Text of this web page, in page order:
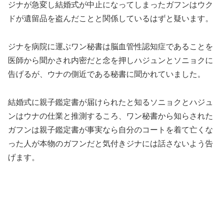
ジナが急変し結婚式が中止になってしまったガフンはウク
ドが遺留品を盗んだことと関係しているはずと疑います。
ジナを病院に運ぶワン秘書は脳血管性認知症であることを
医師から聞かされ内密だと念を押しハジュンとソニョクに
告げるが、ウナの側近である秘書に聞かれていました。
結婚式に親子鑑定書が届けられたと知るソニョクとハジュ
ンはウナの仕業と推測するころ、ワン秘書から知らされた
ガフンは親子鑑定書が事実なら自分のコートを着て亡くな
った人が本物のガフンだと気付きジナには話さないよう告
げます。